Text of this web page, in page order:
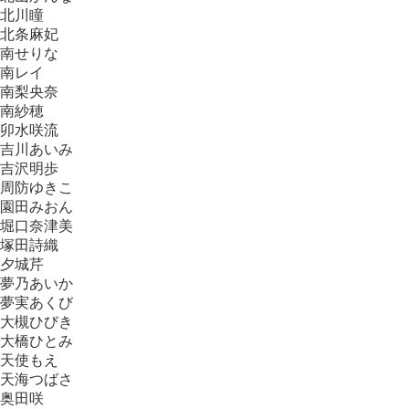
北川瞳
北条麻妃
南せりな
南レイ
南梨央奈
南紗穂
卯水咲流
吉川あいみ
吉沢明歩
周防ゆきこ
園田みおん
堀口奈津美
塚田詩織
夕城芹
夢乃あいか
夢実あくび
大槻ひびき
大橋ひとみ
天使もえ
天海つばさ
奥田咲